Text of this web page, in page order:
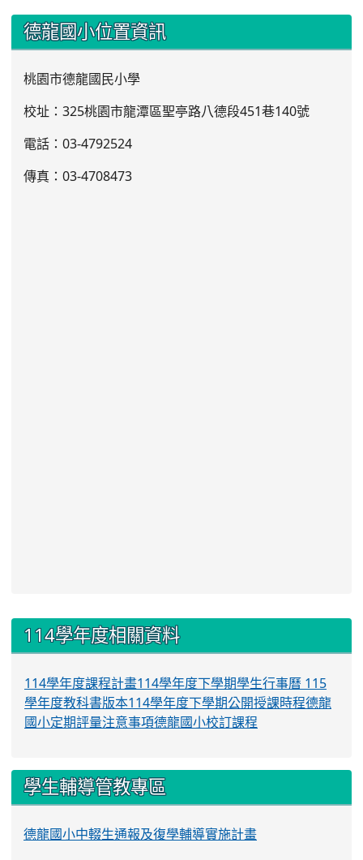
::: 德龍國小位置資訊
桃園市德龍國民小學
校址：325桃園市龍潭區聖亭路八德段451巷140號
電話：03-4792524
傳真：03-4708473
::: 114學年度相關資料
114學年度課程計畫114學年度下學期學生行事曆 115
學年度教科書版本114學年度下學期公開授課時程德龍
國小定期評量注意事項德龍國小校訂課程
學生輔導管教專區
德龍國小中輟生通報及復學輔導實施計畫